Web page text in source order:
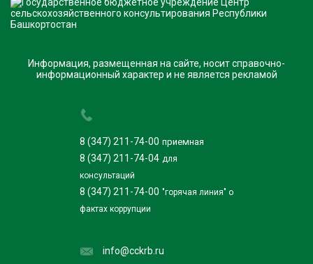
Информация, размещенная на сайте, носит справочно-
информационный характер и не является рекламой
8 (347) 211-74-00 приемная
8 (347) 211-74-04 для
консультаций
8 (347) 211-74-00 "горячая линия" о
фактах коррупции
info@cckrb.ru